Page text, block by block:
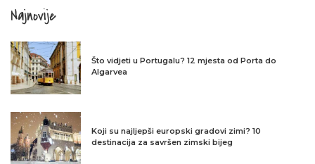
Najnovije
Što vidjeti u Portugalu? 12 mjesta od Porta do
Algarvea
Koji su najljepši europski gradovi zimi? 10
destinacija za savršen zimski bijeg